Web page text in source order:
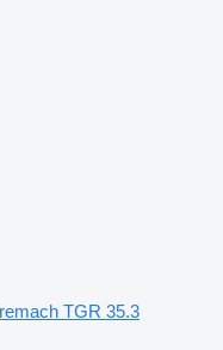
TGR 35.3